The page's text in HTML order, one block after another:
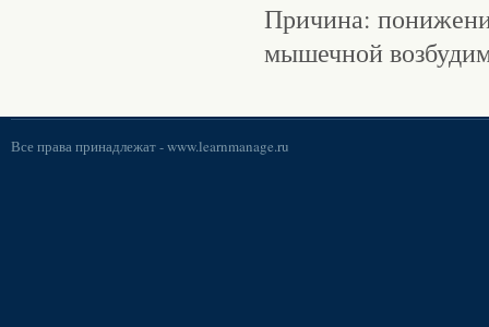
Причина:
мышечной
Все права принадлежат -www.learnmanage.ru